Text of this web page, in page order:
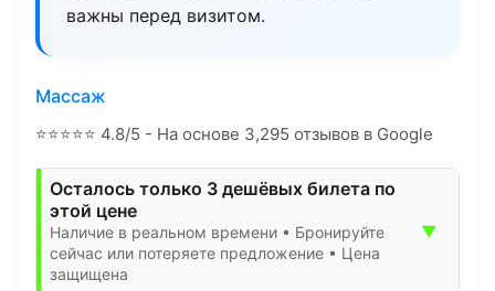
важны перед визитом.
Массаж
⭐⭐⭐⭐⭐ 4.8/5 - На основе 3,295 отзывов в Google
Осталось только 3 дешёвых билета по
этой цене
Наличие в реальном времени • Бронируйте
сейчас или потеряете предложение • Цена
защищена
▼